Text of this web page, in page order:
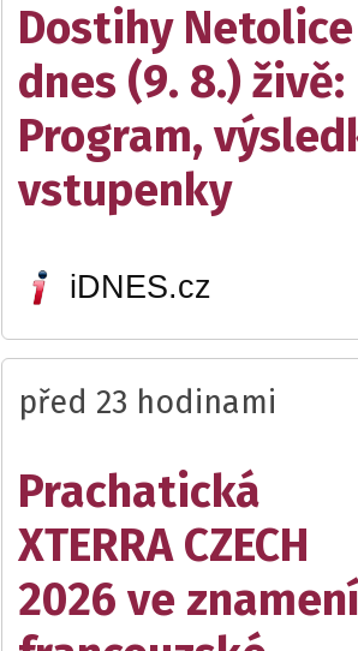
Dostihy Netolice
dnes (9. 8.) živě:
Program,
vstupenky
iDNES.cz
před 23 hodinami
Prachatická
XTERRA CZECH
2026 ve znamení